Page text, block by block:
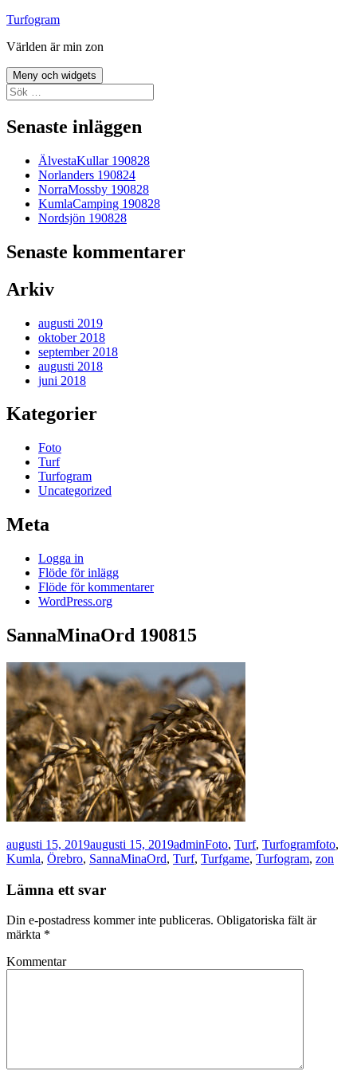
Hoppa
innehåll
Turfogram
Världen är min zon
Meny och widgets
Sök
efter:
Senaste inläggen
ÄlvestaKullar 190828
Norlanders 190824
NorraMossby 190828
KumlaCamping 190828
Nordsjön 190828
Senaste kommentarer
Arkiv
augusti 2019
oktober 2018
september 2018
augusti 2018
juni 2018
Kategorier
Foto
Turf
Turfogram
Uncategorized
Meta
Logga in
Flöde för inlägg
Flöde för kommentarer
WordPress.org
SannaMinaOrd 190815
Postat
augusti 15, 2019augusti 15, 2019Författare
adminKategorier
Foto, Turf, TurfogramTaggar
foto,
Kumla, Örebro, SannaMinaOrd, Turf, Turfgame, Turfogram, zon
Lämna ett svar
Din e-postadress kommer inte publiceras. Obligatoriska fält är
märkta *
Kommentar